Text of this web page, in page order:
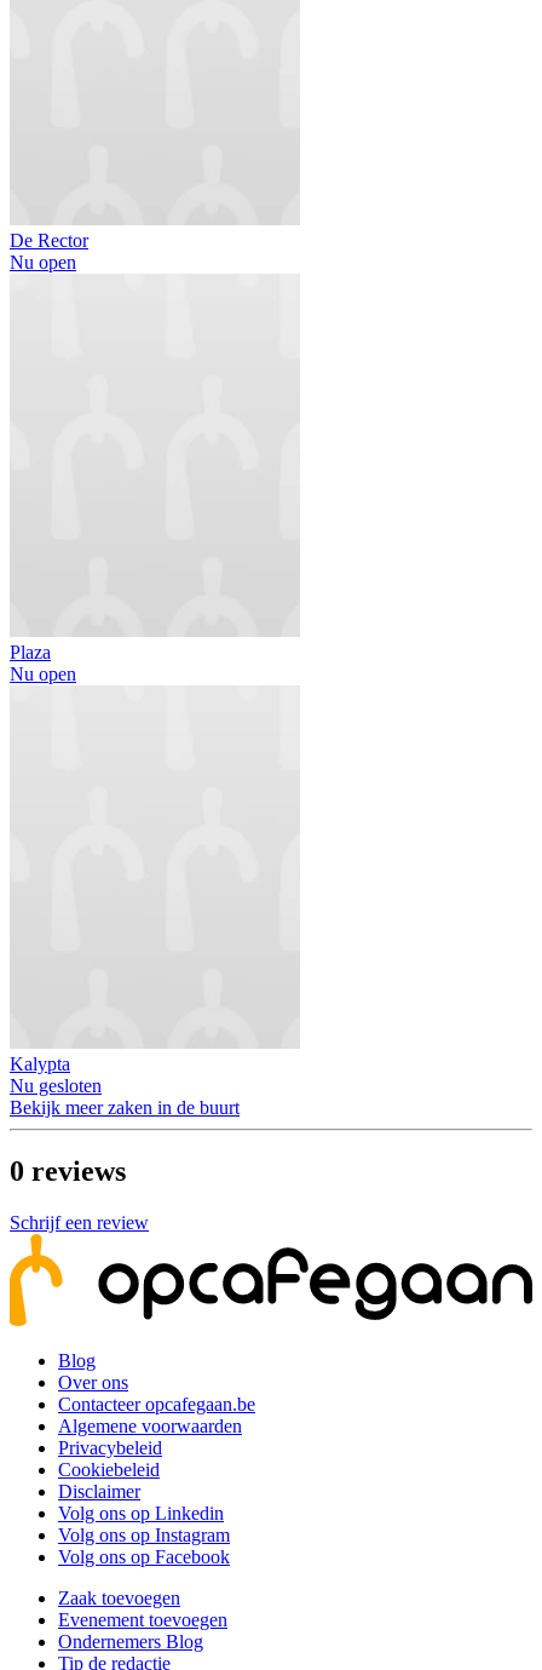
De Rector
Nu open
Plaza
Nu open
Kalypta
Nu gesloten
Bekijk meer zaken in de buurt
0 reviews
Schrijf een review
Blog
Over ons
Contacteer opcafegaan.be
Algemene voorwaarden
Privacybeleid
Cookiebeleid
Disclaimer
Volg ons op Linkedin
Volg ons op Instagram
Volg ons op Facebook
Zaak toevoegen
Evenement toevoegen
Ondernemers Blog
Tip de redactie